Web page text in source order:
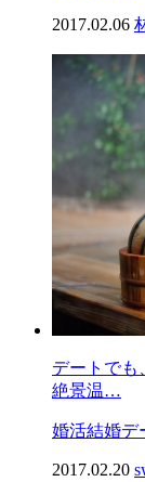
2017.02.06
デートでも
絶景温…
婚活結婚デ
2017.02.20